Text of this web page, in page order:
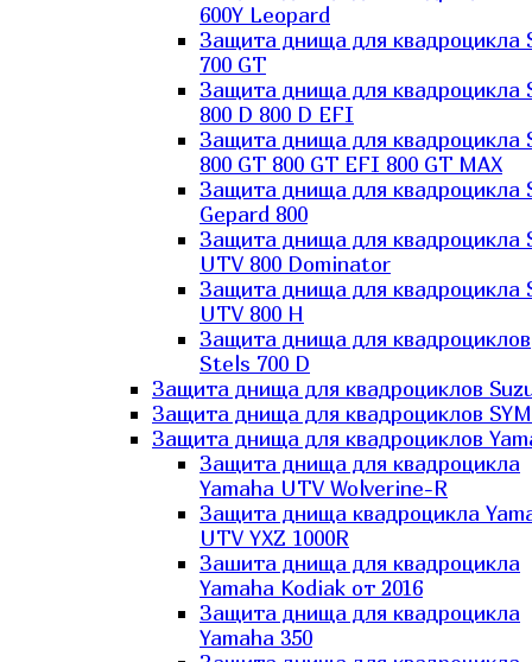
600Y Leopard
Защита днища для квадроцикла
700 GT
Защита днища для квадроцикла
800 D 800 D EFI
Защита днища для квадроцикла
800 GT 800 GT EFI 800 GT MAX
Защита днища для квадроцикла
Gepard 800
Защита днища для квадроцикла
UTV 800 Dominator
Защита днища для квадроцикла
UTV 800 H
Защита днища для квадроциклов
Stels 700 D
Защита днища для квадроциклов
Защита днища для квадроциклов SYM
Защита днища для квадроциклов
Защита днища для квадроцикла
Yamaha UTV Wolverine-R
Защита днища квадроцикла
UTV YXZ 1000R
Зашита днища для квадроцикла
Yamaha Kodiak от 2016
Защита днища для квадроцикла
Yamaha 350